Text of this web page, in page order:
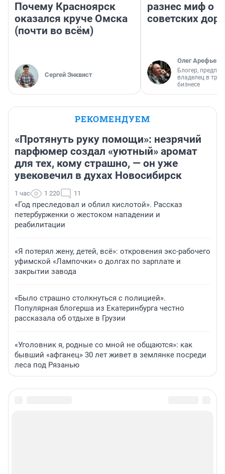
Почему Красноярск
оказался круче Омска
(почти во всём)
Сергей Энквист
разнес миф о
советских
Олег Арефьев
Блогер,
владелец в
бизнесе
РЕКОМЕНДУЕМ
«Протянуть руку помощи»: незрячий
парфюмер создал «уютный» аромат
для тех, кому страшно, — он уже
увековечил в духах Новосибирск
1 час 1 220 11
«Год преследовал и облил кислотой». Рассказ
петербурженки о жестоком нападении и
реабилитации
«Я потерял жену, детей, всё»: откровения экс-рабочего
уфимской «Лампочки» о долгах по зарплате и
закрытии завода
«Было страшно столкнуться с полицией».
Популярная блогерша из Екатеринбурга честно
рассказала об отдыхе в Грузии
«Уголовник я, родные со мной не общаются»: как
бывший «афганец» 30 лет живет в землянке посреди
леса под Рязанью